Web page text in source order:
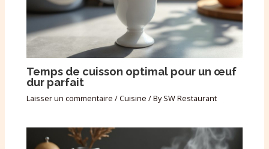
Temps de cuisson optimal pour un œuf
dur parfait
Laisser un commentaire /Cuisine / BySW Restaurant